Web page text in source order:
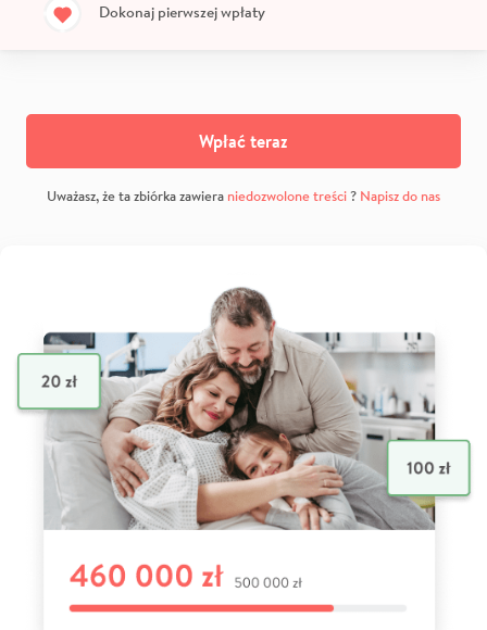
Dokonaj pierwszej wpłaty
Wpłać teraz
Uważasz, że ta zbiórka zawiera niedozwolone treści? Napisz do nas